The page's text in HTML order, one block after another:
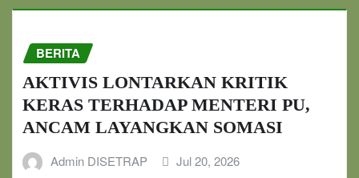
BERITA
AKTIVIS LONTARKAN KRITIK
KERAS TERHADAP MENTERI PU,
ANCAM LAYANGKAN SOMASI
Admin DISETRAP Jul 20, 2026